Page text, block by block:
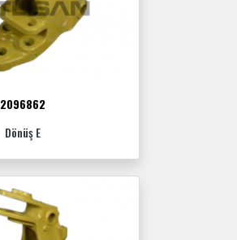
2096862
Dönüş E